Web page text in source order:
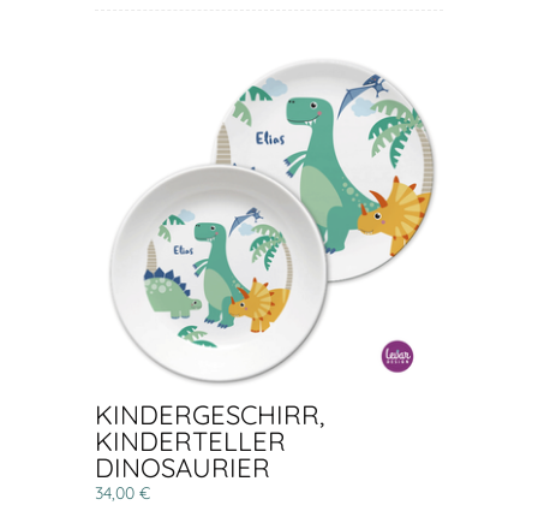
KINDERGESCHIRR,
KINDERTELLER
DINOSAURIER
34,00 €